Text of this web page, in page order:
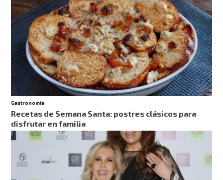
Gastronomía
Recetas de Semana Santa: postres clásicos para
disfrutar en familia